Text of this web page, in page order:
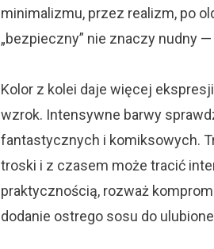
minimalizmu, przez realizm, po
„bezpieczny” nie znaczy nudny
Kolor z kolei daje więcej
wzrok. Intensywne barwy
fantastycznych i komiksowych.
troski i z czasem może tracić
praktycznością, rozważ
dodanie ostrego sosu do